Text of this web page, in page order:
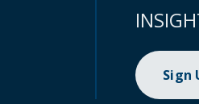
Sign